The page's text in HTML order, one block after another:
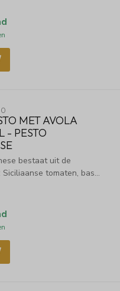
MET AVOLA
- PESTO
bestaat uit de
tomaten, bas...